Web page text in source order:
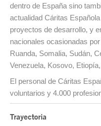
dentro de España sino
actualidad Cáritas
proyectos de desarrollo, y
nacionales ocasionadas
Ruanda, Somalia, Sudán,
Venezuela, Kosovo,
El personal de Cáritas
voluntarios y 4.000
Trayectoria